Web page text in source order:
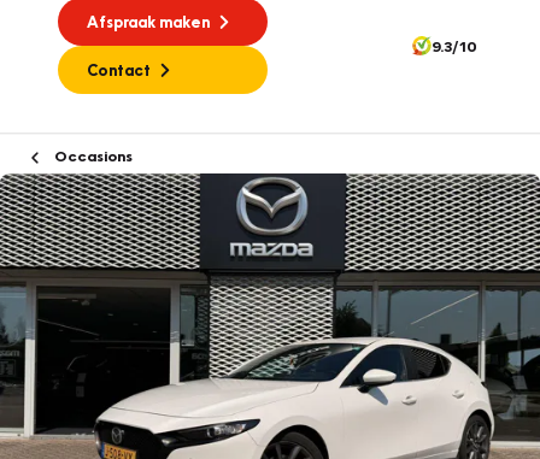
Afspraak maken
Contact
9.3/10
Occasions